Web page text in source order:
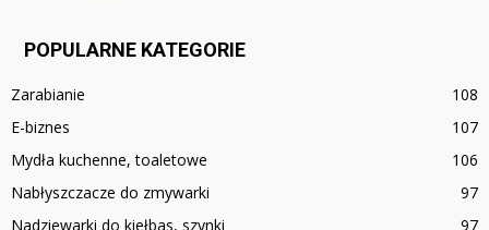
POPULARNE KATEGORIE
Zarabianie
108
E-biznes
107
Mydła kuchenne, toaletowe
106
Nabłyszczacze do zmywarki
97
Nadziewarki do kiełbas, szynki
97